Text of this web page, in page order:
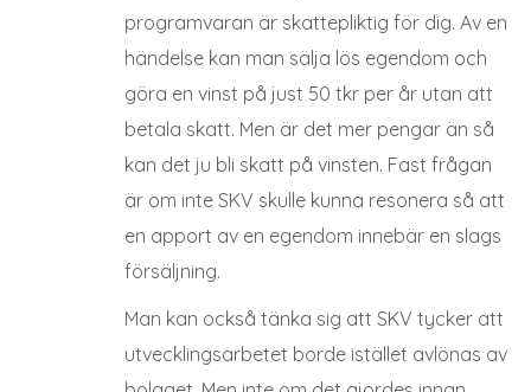
programvaran är skattepliktig för dig. Av en
händelse kan man sälja lös egendom och
göra en vinst på just 50 tkr per år utan att
betala skatt. Men är det mer pengar än så
kan det ju bli skatt på vinsten. Fast frågan
är om inte SKV skulle kunna resonera så att
en apport av en egendom innebär en slags
försäljning.
Man kan också tänka sig att SKV tycker att
utvecklingsarbetet borde istället avlönas av